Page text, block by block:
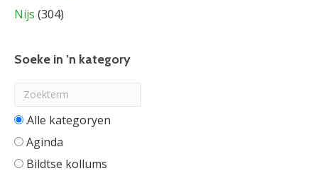
Nijs (304)
Soeke in ’n kategory
Alle categorieën
Aginda
Bildtse kollums